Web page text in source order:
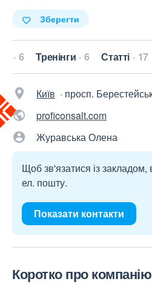
Зберегти
6 Тренінги 6 Статті 17
Київ · просп.
proficonsalt.com
Журавська Олена
Щоб зв'язатися із закладом,
ел. пошту.
Показати контакти
Коротко про компанію